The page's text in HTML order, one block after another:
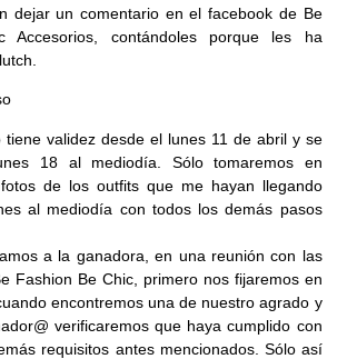
dejar un comentario en el facebook de Be
Accesorios , contándoles porque les ha
tiene validez desde el lunes 11 de abril y se
18 al mediodía. Sólo tomaremos en
de los outfits que me hayan llegando
al mediodía con todos los demás pasos
a la ganadora, en una reunión con las
Fashion Be Chic, primero nos fijaremos en
encontremos una de nuestro agrado y
verificaremos que haya cumplido con
requisitos antes mencionados. Sólo así